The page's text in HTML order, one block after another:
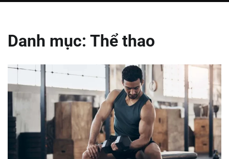
Danh mục: Thể thao